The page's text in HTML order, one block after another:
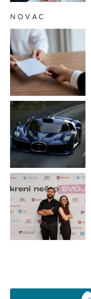
NOVAC